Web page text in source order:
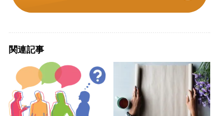
関連記事